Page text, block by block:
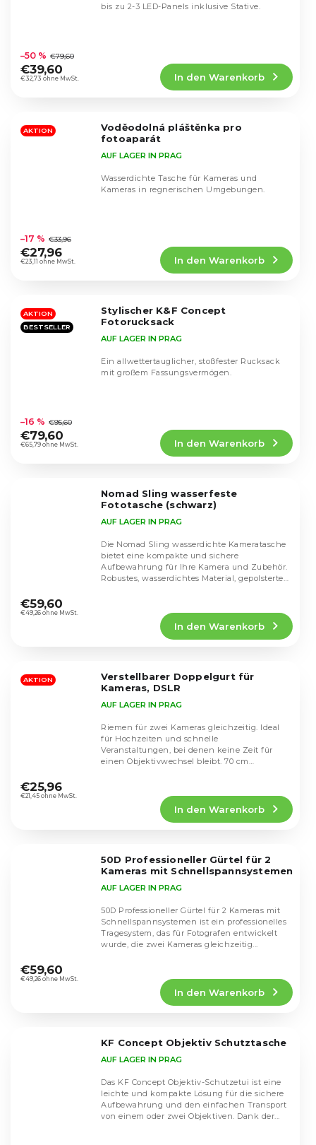
durchschnittliche
Produktbewertung
ist
Sternen.
€32,73 ohne MwSt.
–50 % €79,60
€39,60
In den Warenkorb
bis zu 2-3 LED-Panels inklusive Stative.
AKTION
Voděodolná pláštěnka pro
fotoaparát
durchschnittliche
Produktbewertung
ist
Sternen.
AUF LAGER IN PRAG
€23,11 ohne MwSt.
–17 % €33,96
€27,96
In den Warenkorb
Wasserdichte Tasche für Kameras und
Kameras in regnerischen Umgebungen.
AKTION
BESTSELLER
Stylischer K&F Concept
Fotorucksack
durchschnittliche
Produktbewertung
ist
AUF LAGER IN PRAG
€65,79 ohne MwSt.
–16 % €95,60
€79,60
In den Warenkorb
Ein allwettertauglicher, stoßfester Rucksack
mit großem Fassungsvermögen.
Nomad Sling wasserfeste
Fototasche (schwarz)
durchschnittliche
Produktbewertung
Sternen.
AUF LAGER IN PRAG
€49,26 ohne MwSt.
€59,60
In den Warenkorb
Die Nomad Sling wasserdichte Kameratasche
bietet eine kompakte und sichere
Aufbewahrung für Ihre Kamera und Zubehör.
Robustes, wasserdichtes Material, gepolsterte
AKTION
Verstellbarer Doppelgurt für
Kameras, DSLR
durchschnittliche
Produktbewertung
AUF LAGER IN PRAG
€21,45 ohne MwSt.
€25,96
In den Warenkorb
Riemen für zwei Kameras gleichzeitig. Ideal
für Hochzeiten und schnelle
Veranstaltungen, bei denen keine Zeit für
einen Objektivwechsel bleibt. 70 cm
50D Professioneller Gürtel für 2
Kameras mit Schnellspannsystemen
durchschnittliche
Produktbewertung
AUF LAGER IN PRAG
€49,26 ohne MwSt.
€59,60
In den Warenkorb
50D Professioneller Gürtel für 2 Kameras mit
Schnellspannsystemen ist ein professionelles
Tragesystem, das für Fotografen entwickelt
wurde, die zwei Kameras gleichzeitig...
KF Concept Objektiv Schutztasche
AUF LAGER IN PRAG
Das KF Concept Objektiv-Schutzetui ist eine
leichte und kompakte Lösung für die sichere
Aufbewahrung und den einfachen Transport
von einem oder zwei Objektiven. Dank der...